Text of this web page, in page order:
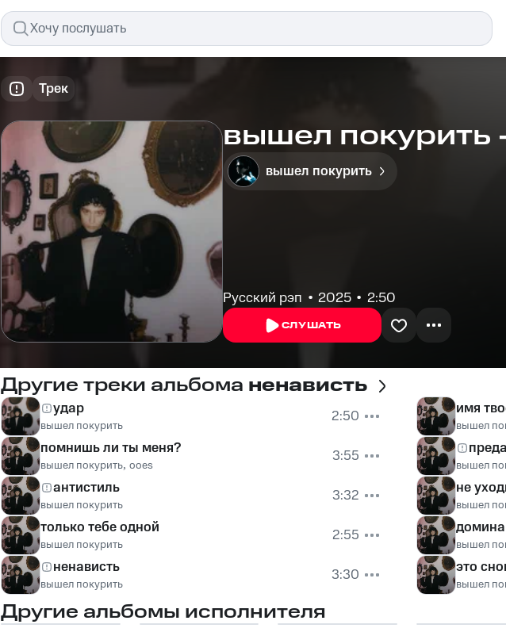
Трек
вышел покурить
вышел покурить
Русский рэп 2025 2:50
СЛУШАТЬ
Другие треки альбома ненависть
удар
вышел покурить
2:50
помнишь ли ты меня?
вышел покурить, ooes
3:55
антистиль
вышел покурить
3:32
только тебе одной
вышел покурить
2:55
ненависть
вышел покурить 3:30
имя
вышел
вышел
не
вышел
вышел
это
вышел
Другие альбомы исполнителя